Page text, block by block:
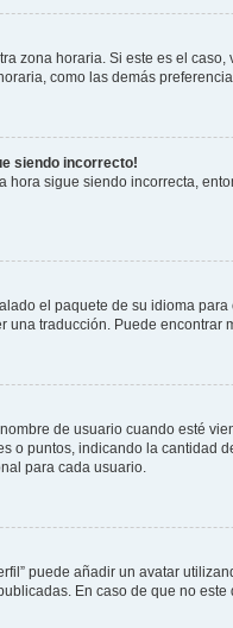
zona horaria. Si este es el
como las demás
siendo incorrecto!
sigue siendo incorrecta,
el paquete de su idioma
traducción. Puede encontrar
de usuario cuando esté
o puntos, indicando la cantidad
para cada usuario.
puede añadir un avatar
En caso de que no